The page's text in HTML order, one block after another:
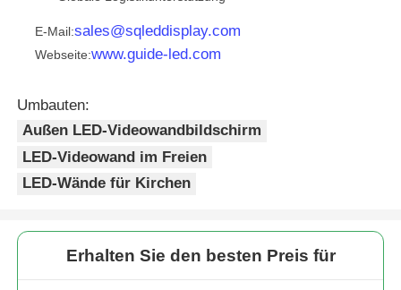
E-Mail:sales@sqleddisplay.com
Webseite:www.guide-led.com
Umbauten:
Außen LED-Videowandbildschirm
LED-Videowand im Freien
LED-Wände für Kirchen
Erhalten Sie den besten Preis für